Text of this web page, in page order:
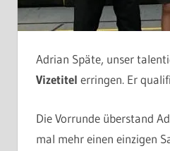
Adrian Späte, unser
Vizetitel erringen. Er
Die Vorrunde überstand
mal mehr einen einzigen